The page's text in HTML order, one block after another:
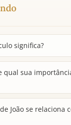
significa?
qual sua
João se relaciona